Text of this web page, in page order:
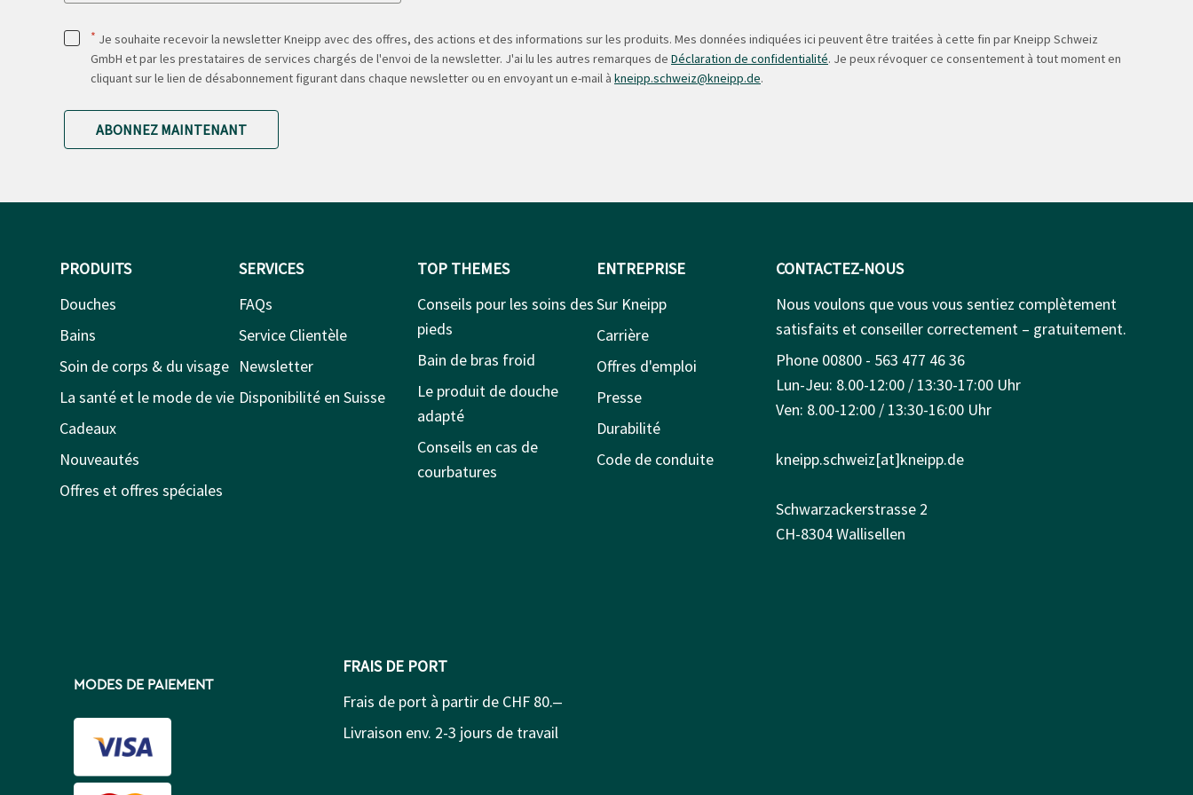
* Je souhaite recevoir la newsletter Kneipp avec des offres, des actions et des informations sur les produits. Mes données indiquées ici peuvent être traitées à cette fin par Kneipp Schweiz
GmbH et par les prestataires de services chargés de l'envoi de la newsletter. J'ai lu les autres remarques de Déclaration de confidentialité. Je peux révoquer ce consentement à tout moment en
cliquant sur le lien de désabonnement figurant dans chaque newsletter ou en envoyant un e-mail à kneipp.schweiz@kneipp.de.
ABONNEZ MAINTENANT
PRODUITS
Douches
Bains
Soin de corps & du visage
La santé et le mode de vie
Cadeaux
Nouveautés
Offres et offres spéciales
SERVICES
FAQs
Service Clientèle
Newsletter
Disponibilité en Suisse
TOP THEMES
Conseils pour les soins des
pieds
Bain de bras froid
Le produit de douche
adapté
Conseils en cas de
courbatures
ENTREPRISE
Sur Kneipp
Carrière
Offres d'emploi
Presse
Durabilité
Code de conduite
CONTACTEZ-NOUS
Nous voulons que vous vous sentiez complètement
satisfaits et conseiller correctement – gratuitement.
Phone 00800 - 563 477 46 36
Lun-Jeu: 8.00-12:00 / 13:30-17:00 Uhr
Ven: 8.00-12:00 / 13:30-16:00 Uhr
kneipp.schweiz[at]kneipp.de
Schwarzackerstrasse 2
CH-8304 Wallisellen
MODES DE PAIEMENT
FRAIS DE PORT
Frais de port à partir de CHF 80.‒
Livraison env. 2-3 jours de travail